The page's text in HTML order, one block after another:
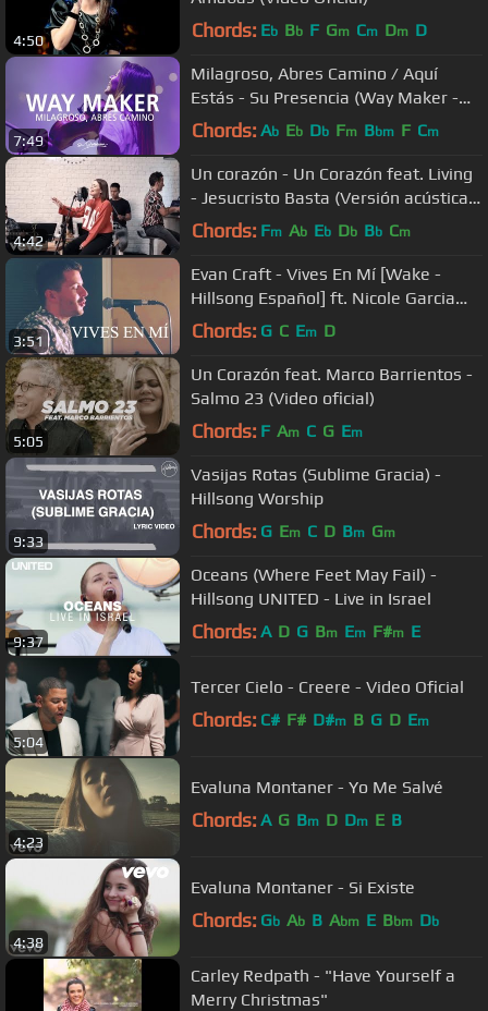
4:50 Chords: Eb Bb F Gm Cm Dm D
7:49
Milagroso, Abres Camino / Aquí
Estás - Su Presencia (Way Maker -
Sinach) - Español | Música Cristiana
Chords: Ab Eb Db Fm Bbm F Cm
4:42
Un corazón - Un Corazón feat. Living
- Jesucristo Basta (Versión acústica)
ft. Living
Chords: Fm Ab Eb Db Bb Cm
3:51
Evan Craft - Vives En Mí [Wake -
Hillsong Español] ft. Nicole Garcia
(Acústico)
Chords: G C Em D
5:05
Un Corazón feat. Marco Barrientos -
Salmo 23 (Video oficial)
Chords: F Am C G Em
9:33
Vasijas Rotas (Sublime Gracia) -
Hillsong Worship
Chords: G Em C D Bm Gm
9:37
Oceans (Where Feet May Fail) -
Hillsong UNITED - Live in Israel
Chords: A D G Bm Em F#m E
5:04
Tercer Cielo - Creere - Video Oficial
Chords: C# F# D#m B G D Em
4:23
Evaluna Montaner - Yo Me Salvé
Chords: A G Bm D Dm E B
4:38
Evaluna Montaner - Si Existe
Chords: Gb Ab B Abm E Bbm Db
Carley Redpath - "Have Yourself a
Merry Christmas"